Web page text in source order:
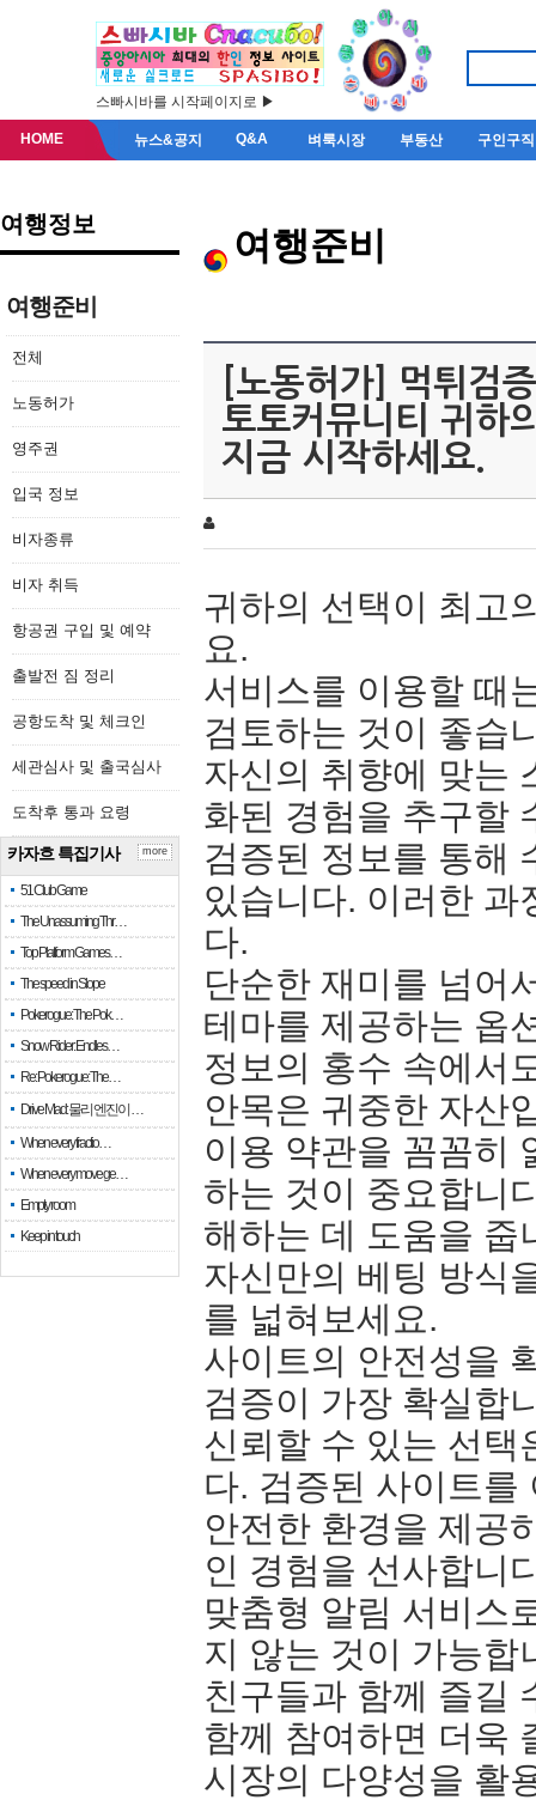
스빠시바를 시작페이지로 ▶
HOME 뉴스&공지 Q&A 벼룩시장 부동산 구인구직
여행정보
여행준비
전체
노동허가
영주권
입국 정보
비자종류
비자 취득
항공권 구입 및 예약
출발전 짐 정리
공항도착 및 체크인
세관심사 및 출국심사
도착후 통과 요령
카자흐 특집기사
51 Club Game
The Unassuming Thr…
Top Platform Games…
The speed in Slope
Pokerogue: The Pok…
Snow Rider: Endles…
Re: Pokerogue: The…
Drive Mad: 물리 엔진이 …
When every fractio…
When every move ge…
Empty room
Keep in touch
more
여행준비
[노동허가] 먹튀검
토토커뮤니티 귀하
지금 시작하세요.
귀하의 선택이 최고
요.
서비스를 이용할 때
검토하는 것이 좋습
자신의 취향에 맞는
화된 경험을 추구할
검증된 정보를 통해
있습니다. 이러한 과
다.
단순한 재미를 넘어
테마를 제공하는 옵
정보의 홍수 속에서
안목은 귀중한 자산
이용 약관을 꼼꼼히
하는 것이 중요합니
해하는 데 도움을 줍
자신만의 베팅 방식
를 넓혀보세요.
사이트의 안전성을
검증이 가장 확실합
신뢰할 수 있는 선택
다. 검증된 사이트를
안전한 환경을 제공
인 경험을 선사합니
맞춤형 알림 서비스
지 않는 것이 가능합
친구들과 함께 즐길
함께 참여하면 더욱
시장의 다양성을 활